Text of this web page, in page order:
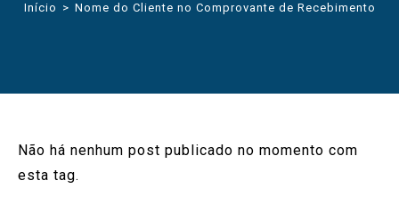
Início > Nome do Cliente no Comprovante de Recebimento
Não há nenhum post publicado no momento com
esta tag.